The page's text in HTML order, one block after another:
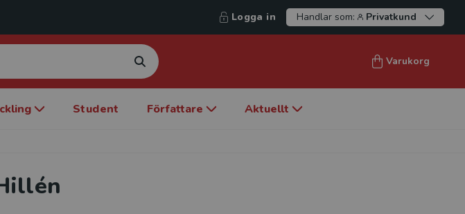
Logga in Handlar som: Privatkund
Varukorg
Student Författare Aktuellt